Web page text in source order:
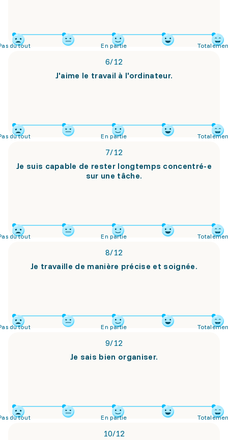
du tout En partie
6/12
J'aime le travail à l'ordinateur.
du tout En partie
7/12
Je suis capable de rester longtemps concentré-e
sur une tâche.
du tout En partie
8/12
Je travaille de manière précise et soignée.
du tout En partie
9/12
Je sais bien organiser.
du tout En partie
10/12